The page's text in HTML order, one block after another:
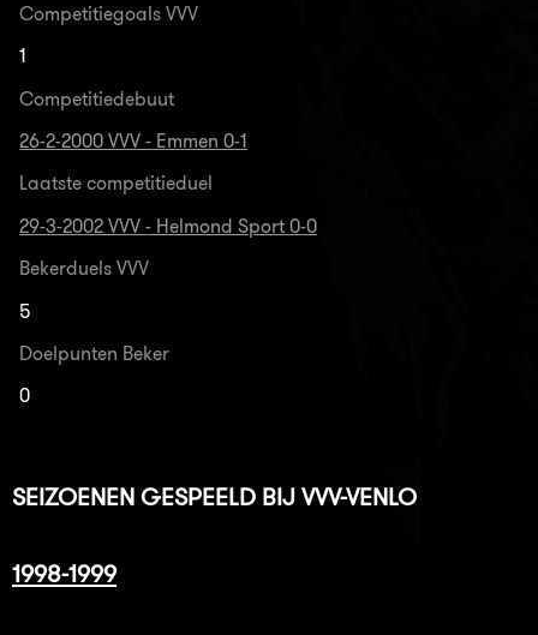
Competitiegoals VVV
1
Competitiedebuut
26-2-2000 VVV - Emmen 0-1
Laatste competitieduel
29-3-2002 VVV - Helmond Sport 0-0
Bekerduels VVV
5
Doelpunten Beker
0
SEIZOENEN GESPEELD BIJ VVV-VENLO
1998-1999